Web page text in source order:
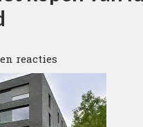
reacties